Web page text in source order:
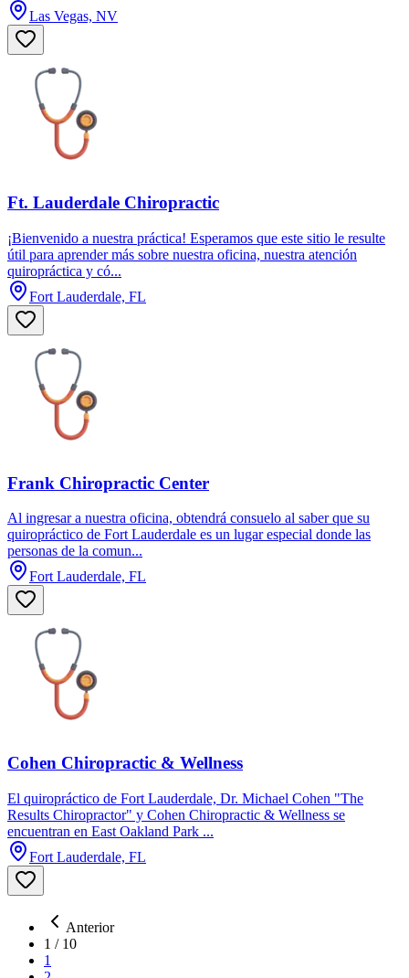
Las Vegas, NV
Ft. Lauderdale Chiropractic
¡Bienvenido a nuestra práctica! Esperamos que este sitio le resulte
útil para aprender más sobre nuestra oficina, nuestra atención
quiropráctica y có...
Fort Lauderdale, FL
Frank Chiropractic Center
Al ingresar a nuestra oficina, obtendrá consuelo al saber que su
quiropráctico de Fort Lauderdale es un lugar especial donde las
personas de la comun...
Fort Lauderdale, FL
Cohen Chiropractic & Wellness
El quiropráctico de Fort Lauderdale, Dr. Michael Cohen "The
Results Chiropractor" y Cohen Chiropractic & Wellness se
encuentran en East Oakland Park ...
Fort Lauderdale, FL
Anterior
1 / 10
1